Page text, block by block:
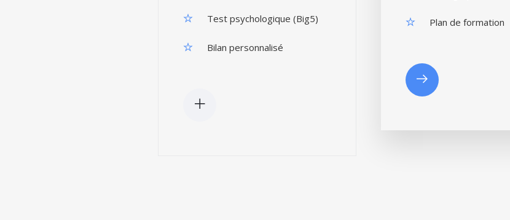
Test psychologique (Big5)
Bilan personnalisé
Plan de formation